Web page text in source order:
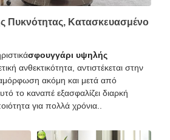
Πυκνότητας, Κατασκευασμένο
σφουγγάρι υψηλής
ανθεκτικότητα, αντιστέκεται στην
ακόμη και μετά από
το καναπέ εξασφαλίζει διαρκή
για πολλά χρόνια..